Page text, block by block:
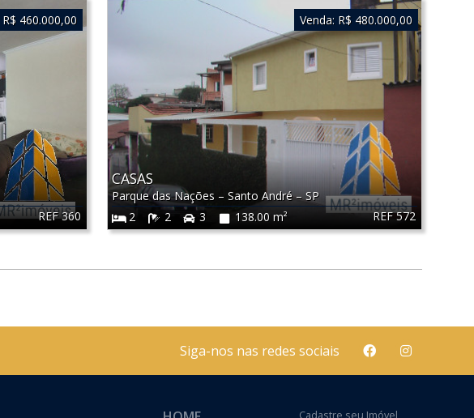
REF 360
R$ 460.000,00
REF 572
CASAS
Parque das Nações – Santo André–SP
2
2 3 138.00 m²
Venda: R$ 480.000,00
Siga-nos nas redes sociais
Cadastre seu Imóvel